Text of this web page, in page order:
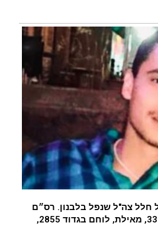
חלל צה"ל שנפל בלבנון. רס״ם
(מיל׳) תמיר וקנין, בן 33, מאילת, לוחם בגדוד 2855,